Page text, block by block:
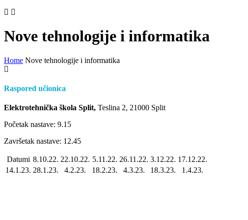
Nove tehnologije i informatika
Home Nove tehnologije i informatika
Raspored učionica
Elektrotehnička škola Split, Teslina 2, 21000 Split
Početak nastave: 9.15
Završetak nastave: 12.45
Datumi 8.10.22. 22.10.22. 5.11.22. 26.11.22. 3.12.22. 17.12.22.
14.1.23. 28.1.23. 4.2.23. 18.2.23. 4.3.23. 18.3.23. 1.4.23.